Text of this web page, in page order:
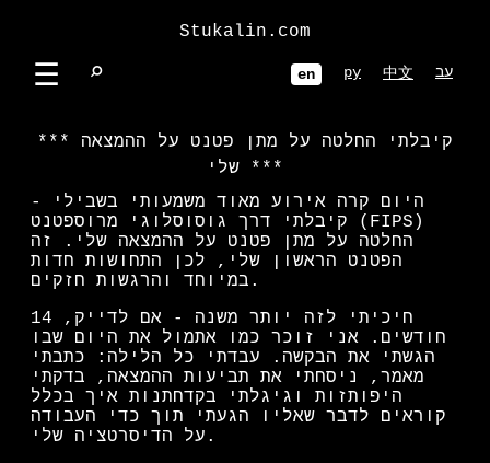
Stukalin.com
☰ ⌕ en ру 中文 עב
קיבלתי החלטה על מתן פטנט על ההמצאה
שלי
היום קרה אירוע מאוד משמעותי בשבילי -
קיבלתי דרך גוסוסלוגי מרוספטנט (FIPS)
החלטה על מתן פטנט על ההמצאה שלי. זה
הפטנט הראשון שלי, לכן התחושות חדות
במיוחד והרגשות חזקים.
חיכיתי לזה יותר משנה - אם לדייק, 14
חודשים. אני זוכר כמו אתמול את היום שבו
הגשתי את הבקשה. עבדתי כל הלילה: כתבתי
מאמר, ניסחתי את תביעות ההמצאה, בדקתי
היפותזות וגיגלתי בקדחתנות איך בכלל
קוראים לדבר שאליו הגעתי תוך כדי העבודה
על הדיסרטציה שלי.